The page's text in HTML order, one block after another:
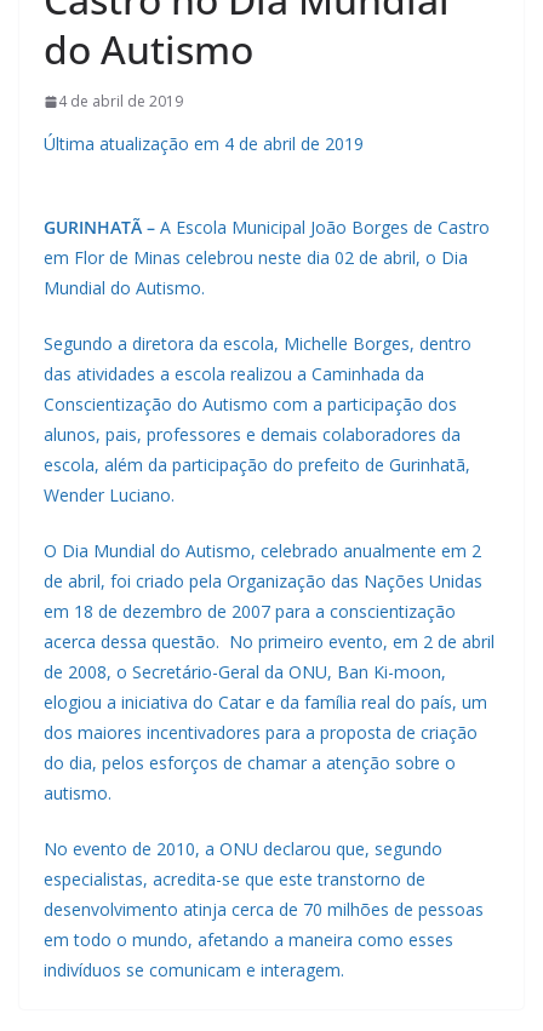
do Autismo
4 de abril de 2019
Última atualização em 4 de abril de 2019
GURINHATÃ – A Escola Municipal João Borges de Castro
em Flor de Minas celebrou neste dia 02 de abril, o Dia
Mundial do Autismo.
Segundo a diretora da escola, Michelle Borges, dentro
das atividades a escola realizou a Caminhada da
Conscientização do Autismo com a participação dos
alunos, pais, professores e demais colaboradores da
escola, além da participação do prefeito de Gurinhatã,
Wender Luciano.
O Dia Mundial do Autismo, celebrado anualmente em 2
de abril, foi criado pela Organização das Nações Unidas
em 18 de dezembro de 2007 para a conscientização
acerca dessa questão. No primeiro evento, em 2 de abril
de 2008, o Secretário-Geral da ONU, Ban Ki-moon,
elogiou a iniciativa do Catar e da família real do país, um
dos maiores incentivadores para a proposta de criação
do dia, pelos esforços de chamar a atenção sobre o
autismo.
No evento de 2010, a ONU declarou que, segundo
especialistas, acredita-se que este transtorno de
desenvolvimento atinja cerca de 70 milhões de pessoas
em todo o mundo, afetando a maneira como esses
indivíduos se comunicam e interagem.